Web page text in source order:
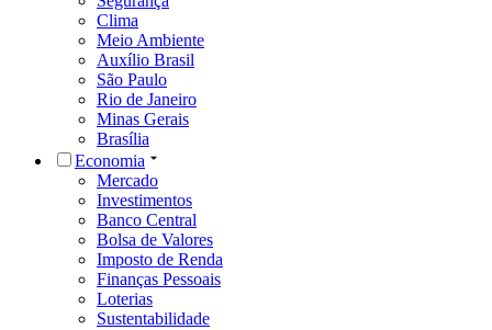
Clima
Meio Ambiente
Auxílio Brasil
São Paulo
Rio de Janeiro
Minas Gerais
Brasília
Economia
Mercado
Investimentos
Banco Central
Bolsa de Valores
Imposto de Renda
Finanças Pessoais
Loterias
Sustentabilidade